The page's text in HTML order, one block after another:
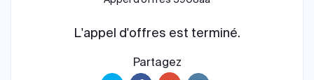
L'appel d'offres est terminé.
Partagez